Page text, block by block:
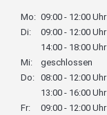
Mo: 09:00 - 12:00 Uhr
Di:
09:00 - 12:00 Uhr
14:00 - 18:00 Uhr
Mi:
geschlossen
Do: 08:00 - 12:00 Uhr
13:00 - 16:00 Uhr
Fr:
09:00 - 12:00 Uhr